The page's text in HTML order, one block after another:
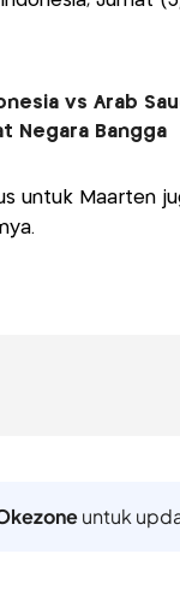
vs Arab
Negara Bangga
untuk Maarten
untuk